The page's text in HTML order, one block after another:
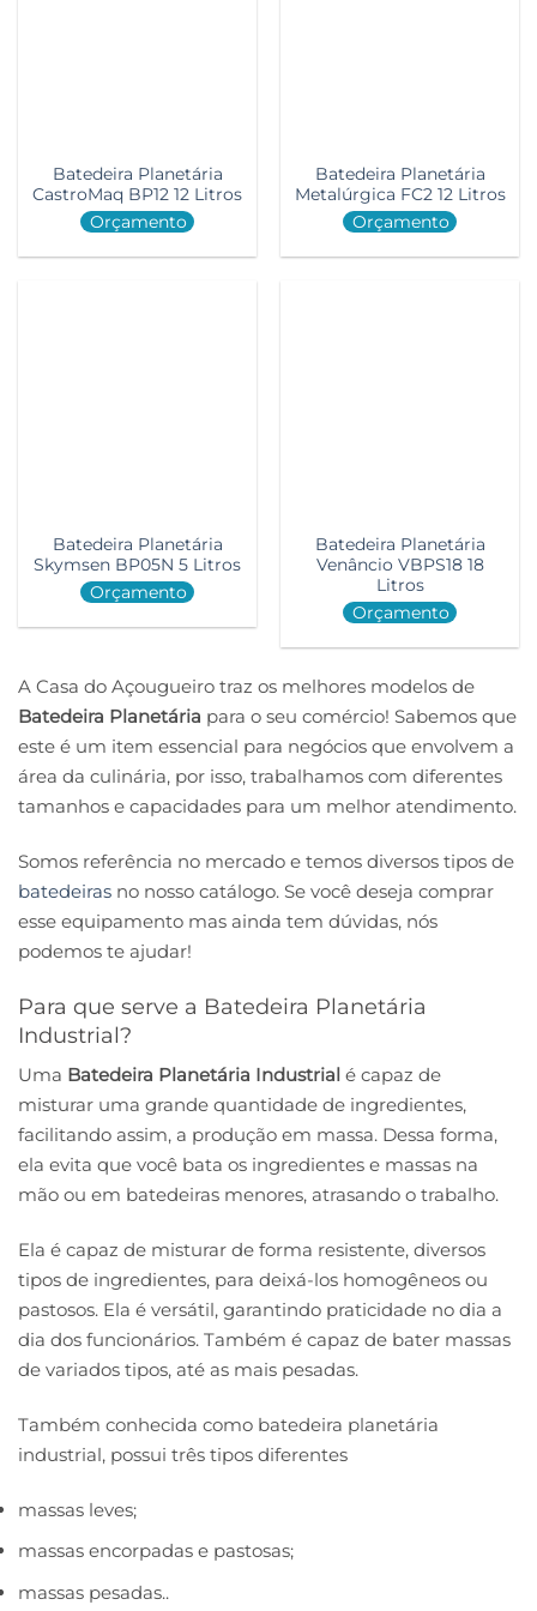
Batedeira Planetária
CastroMaq BP12 12 Litros
Orçamento
Batedeira Planetária
Metalúrgica FC2 12 Litros
Orçamento
Batedeira Planetária
Skymsen BP05N 5 Litros
Orçamento
Batedeira Planetária
Venâncio VBPS18 18
Litros
Orçamento
A Casa do Açougueiro traz os melhores modelos de
Batedeira Planetária para o seu comércio! Sabemos que
este é um item essencial para negócios que envolvem a
área da culinária, por isso, trabalhamos com diferentes
tamanhos e capacidades para um melhor atendimento.
Somos referência no mercado e temos diversos tipos de
batedeiras no nosso catálogo. Se você deseja comprar
esse equipamento mas ainda tem dúvidas, nós
podemos te ajudar!
Para que serve a Batedeira Planetária
Industrial?
Uma Batedeira Planetária Industrial é capaz de
misturar uma grande quantidade de ingredientes,
facilitando assim, a produção em massa. Dessa forma,
ela evita que você bata os ingredientes e massas na
mão ou em batedeiras menores, atrasando o trabalho.
Ela é capaz de misturar de forma resistente, diversos
tipos de ingredientes, para deixá-los homogêneos ou
pastosos. Ela é versátil, garantindo praticidade no dia a
dia dos funcionários. Também é capaz de bater massas
de variados tipos, até as mais pesadas.
Também conhecida como batedeira planetária
industrial, possui três tipos diferentes
massas leves;
massas encorpadas e pastosas;
massas pesadas..